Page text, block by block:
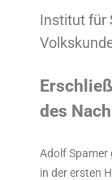
Institut für
des
Adolf Spamer
in der ersten